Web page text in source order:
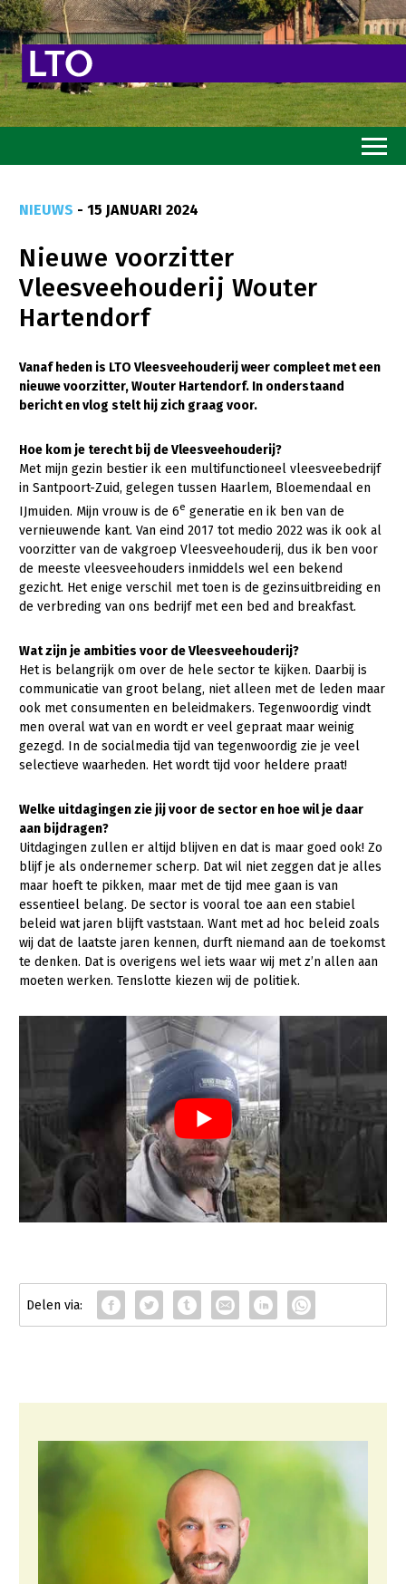
Goed eten
Mooi groen
Sterk ondernemerschap
Transitiepaden
Thema’s
Gezonde dieren
Natuur, klimaat en energie
Bodem en water
Platteland en omgeving
Mens, ondernemerschap en onderwijs
Sectoren
Dier
Biologische Landbouw
Geitenhouderij
Kalverhouderij
Konijnenhouderij
Melkveehouderij
Paardenhouderij
Pluimveehouderij
Schapenhouderij
Vleesveehouderij
Plant
Akkerbouw
Biologische Landbouw
Bollenteelt
Bomen, vaste planten en zomerbloemen
Fruitteelt
Glastuinbouw
Paddenstoelen
Multifunctionele landbouw
Multifunctioneel
Vrouw en Bedrijf
Onderwerpen
Nieuws
Nieuwsabonnement
Webinars
Over LTO
Mensen
Bestuur en Directie
Medewerkers
Vakgroepbestuurders
Jaarverslag 2023
Contact
NIEUWS - 15 JANUARI 2024
Nieuwe voorzitter
Vleesveehouderij Wouter
Hartendorf
Vanaf heden is LTO Vleesveehouderij weer compleet met een
nieuwe voorzitter, Wouter Hartendorf. In onderstaand
bericht en vlog stelt hij zich graag voor.
Hoe kom je terecht bij de Vleesveehouderij?
Met mijn gezin bestier ik een multifunctioneel vleesveebedrijf
in Santpoort-Zuid, gelegen tussen Haarlem, Bloemendaal en
IJmuiden. Mijn vrouw is de 6e generatie en ik ben van de
vernieuwende kant. Van eind 2017 tot medio 2022 was ik ook al
voorzitter van de vakgroep Vleesveehouderij, dus ik ben voor
de meeste vleesveehouders inmiddels wel een bekend
gezicht. Het enige verschil met toen is de gezinsuitbreiding en
de verbreding van ons bedrijf met een bed and breakfast.
Wat zijn je ambities voor de Vleesveehouderij?
Het is belangrijk om over de hele sector te kijken. Daarbij is
communicatie van groot belang, niet alleen met de leden maar
ook met consumenten en beleidmakers. Tegenwoordig vindt
men overal wat van en wordt er veel gepraat maar weinig
gezegd. In de socialmedia tijd van tegenwoordig zie je veel
selectieve waarheden. Het wordt tijd voor heldere praat!
Welke uitdagingen zie jij voor de sector en hoe wil je daar
aan bijdragen?
Uitdagingen zullen er altijd blijven en dat is maar goed ook! Zo
blijf je als ondernemer scherp. Dat wil niet zeggen dat je alles
maar hoeft te pikken, maar met de tijd mee gaan is van
essentieel belang. De sector is vooral toe aan een stabiel
beleid wat jaren blijft vaststaan. Want met ad hoc beleid zoals
wij dat de laatste jaren kennen, durft niemand aan de toekomst
te denken. Dat is overigens wel iets waar wij met z’n allen aan
moeten werken. Tenslotte kiezen wij de politiek.